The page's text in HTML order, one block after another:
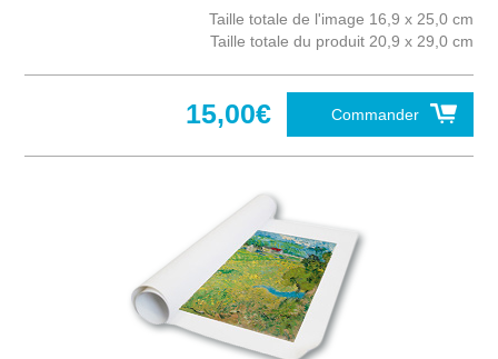
Taille totale de l'image 16,9 x 25,0 cm
Taille totale du produit 20,9 x 29,0 cm
Commander
15,00€